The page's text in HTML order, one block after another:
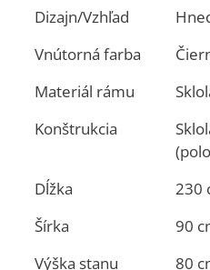
Dizajn/Vzhľad
Vnútorná farba
Materiál rámu
Konštrukcia
Dĺžka
230
Šírka
90
Výška stanu
80